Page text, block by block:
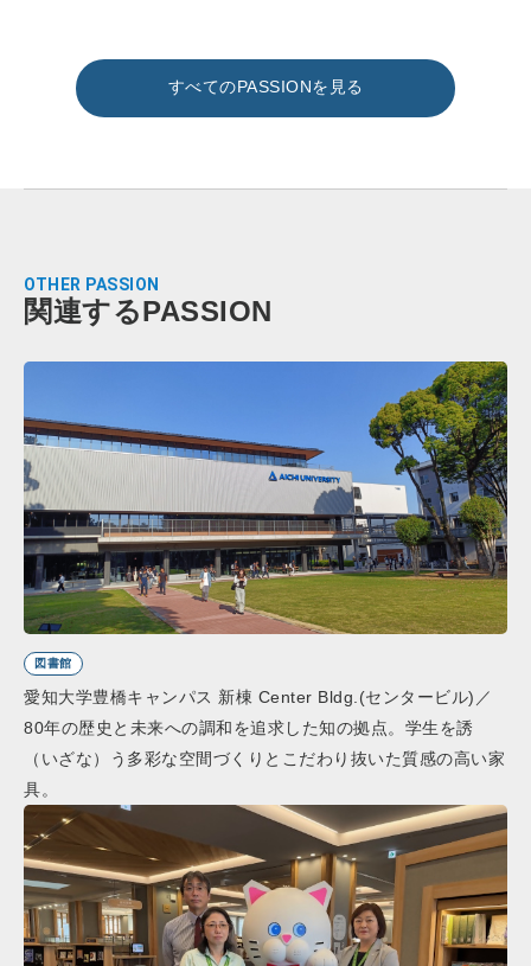
すべてのPASSIONを見る
OTHER PASSION
関連するPASSION
図書館
愛知大学豊橋キャンパス 新棟 Center Bldg.(センタービル)／
80年の歴史と未来への調和を追求した知の拠点。学生を誘
（いざな）う多彩な空間づくりとこだわり抜いた質感の高い家
具。